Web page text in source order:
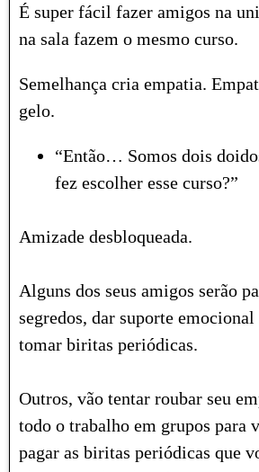
É super fácil fazer amigos na
na sala fazem o mesmo curso.
Semelhança cria empatia.
gelo.
“Então… Somos dois
fez escolher esse curso?”
Amizade desbloqueada.
Alguns dos seus amigos serão
segredos, dar suporte
tomar biritas periódicas.
Outros, vão tentar roubar seu
todo o trabalho em grupos para
pagar as biritas periódicas que